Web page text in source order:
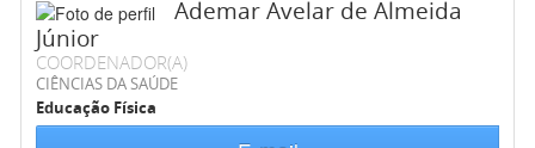
Ademar Avelar de Almeida
Júnior
COORDENADOR(A)
CIÊNCIAS DA SAÚDE
Educação Física